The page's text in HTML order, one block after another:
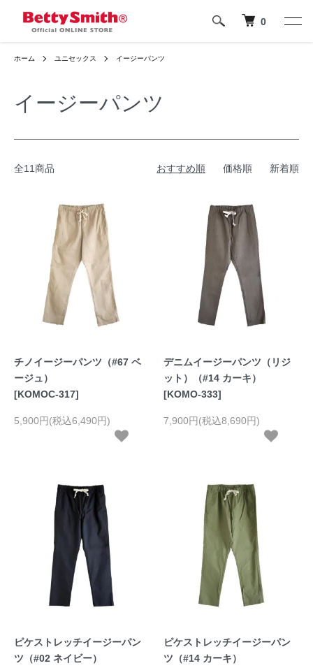
0
ホーム ユニセックス イージーパンツ
イージーパンツ
全11商品 おすすめ順 価格順 新着順
チノイージーパンツ（#67 ベ
ージュ）
[KOMOC-317]
5,900円(税込6,490円)
デニムイージーパンツ（リジ
ット）（#14 カーキ）
[KOMO-333]
7,900円(税込8,690円)
ピケストレッチイージーパン
ツ（#02 ネイビー）
ピケストレッチイージーパン
ツ（#14 カーキ）